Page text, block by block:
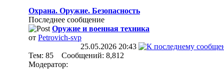
Охрана. Оружие. Безопасность
Последнее сообщение
Оружие и военная техника
от Petrovich-svp
25.05.2026 20:43
Тем: 85 Сообщений: 8,812
Модератор: